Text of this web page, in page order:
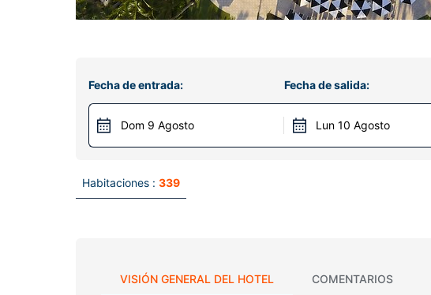
Fecha de entrada:
Dom 9 Agosto
Fecha de salida:
Lun 10 Agosto
Habitaciones : 339
VISIÓN GENERAL DEL HOTEL COMENTARIOS